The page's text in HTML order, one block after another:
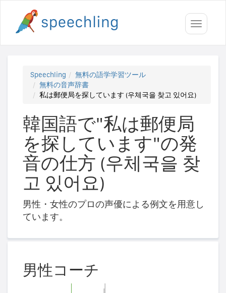
Toggle
Speechling
無料の語学学習ツール
無料の音声辞書
私は郵便局を探しています (우체국을 찾고 있어요)
韓国語で"私は郵便局
を探しています"の発
音の仕方 (우체국을 찾
고 있어요)
男性・女性のプロの声優による例文を用意し
ています。
男性コーチ